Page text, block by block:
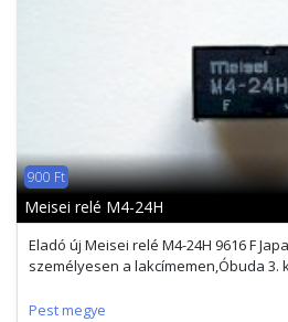
900 Ft
Meisei relé M4-24H
Eladó új Meisei relé M4-24H 9616 F
személyesen a lakcímemen,Óbuda 3.
Pest megye